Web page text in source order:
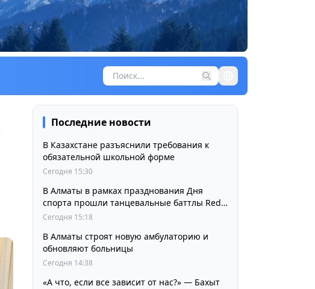
Последние новости
В Казахстане разъяснили требования к
обязательной школьной форме
Сегодня 15:30
В Алматы в рамках празднования Дня
спорта прошли танцевальные баттлы Red
Bull Dance Your Style
Сегодня 15:18
В Алматы строят новую амбулаторию и
обновляют больницы
Сегодня 14:38
«А что, если все зависит от нас?» — Бахыт